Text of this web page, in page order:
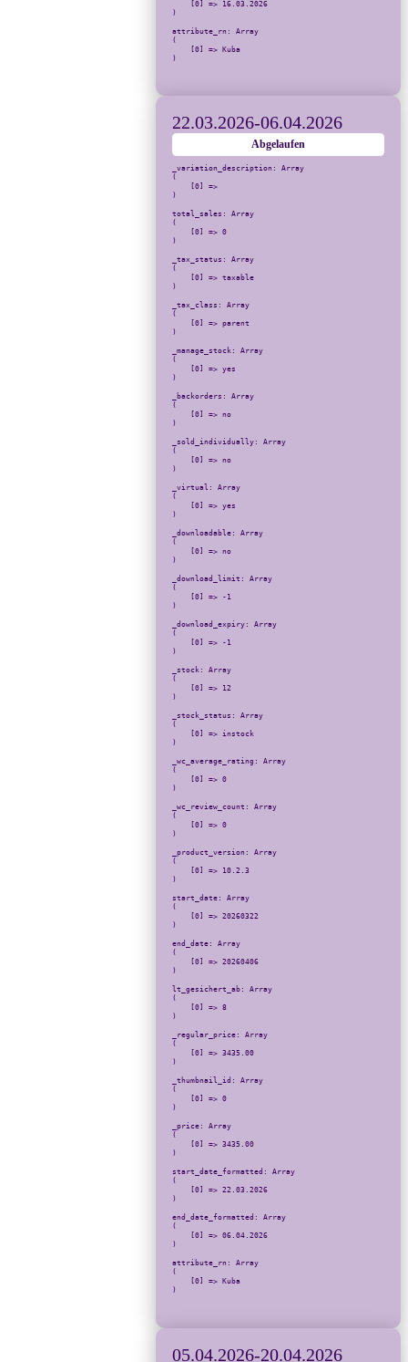
    [0] => 16.03.2026
)
attribute_rn: Array
(
    [0] => Kuba
)
22.03.2026-06.04.2026
Abgelaufen
_variation_description: Array
(
    [0] =>
)
total_sales: Array
(
    [0] => 0
)
_tax_status: Array
(
    [0] => taxable
)
_tax_class: Array
(
    [0] => parent
)
_manage_stock: Array
(
    [0] => yes
)
_backorders: Array
(
    [0] => no
)
_sold_individually: Array
(
    [0] => no
)
_virtual: Array
(
    [0] => yes
)
_downloadable: Array
(
    [0] => no
)
_download_limit: Array
(
    [0] => -1
)
_download_expiry: Array
(
    [0] => -1
)
_stock: Array
(
    [0] => 12
)
_stock_status: Array
(
    [0] => instock
)
_wc_average_rating: Array
(
    [0] => 0
)
_wc_review_count: Array
(
    [0] => 0
)
_product_version: Array
(
    [0] => 10.2.3
)
start_date: Array
(
    [0] => 20260322
)
end_date: Array
(
    [0] => 20260406
)
lt_gesichert_ab: Array
(
    [0] => 8
)
_regular_price: Array
(
    [0] => 3435.00
)
_thumbnail_id: Array
(
    [0] => 0
)
_price: Array
(
    [0] => 3435.00
)
start_date_formatted: Array
(
    [0] => 22.03.2026
)
end_date_formatted: Array
(
    [0] => 06.04.2026
)
attribute_rn: Array
(
    [0] => Kuba
)
05.04.2026-20.04.2026